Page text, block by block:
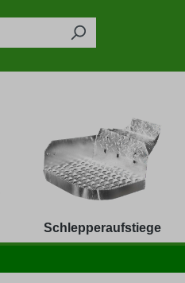
Schlepperaufstiege